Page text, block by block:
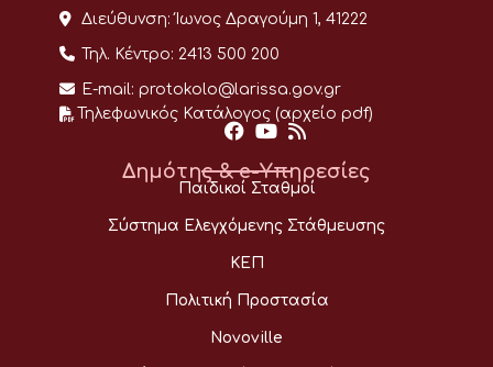
Διεύθυνση: Ίωνος Δραγούμη 1, 41222
Τηλ. Κέντρο: 2413 500 200
E-mail: protokolo@larissa.gov.gr
Τηλεφωνικός Κατάλογος (αρχείο pdf)
Δημότης & e-Υπηρεσίες
Παιδικοί Σταθμοί
Σύστημα Ελεγχόμενης Στάθμευσης
ΚΕΠ
Πολιτική Προστασία
Novoville